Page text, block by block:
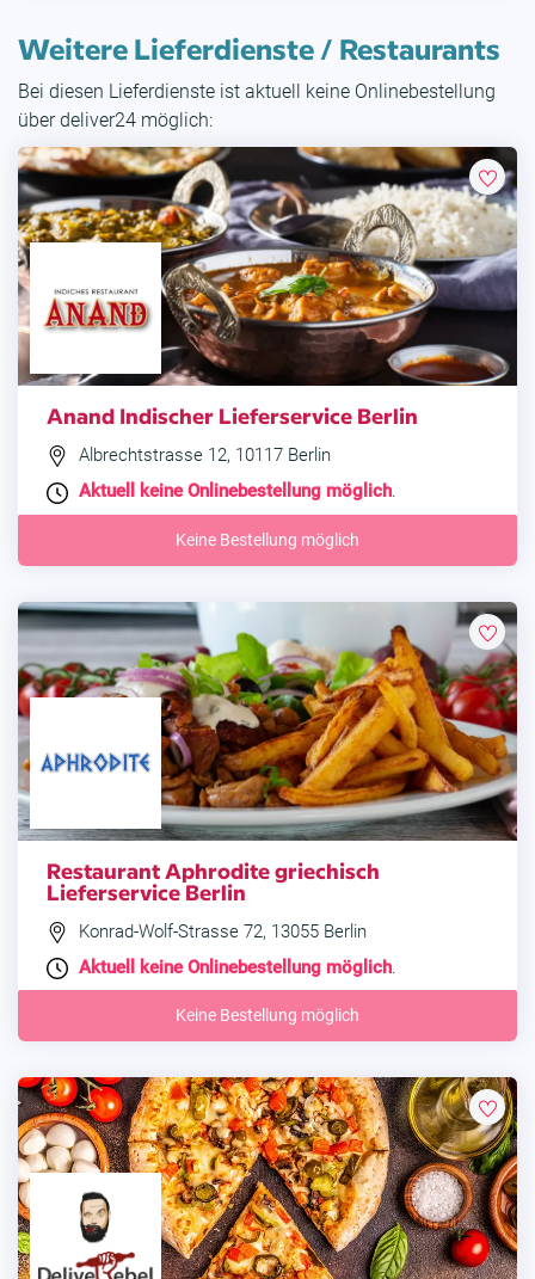
Weitere Lieferdienste / Restaurants
Bei diesen Lieferdienste ist aktuell keine Onlinebestellung
über deliver24 möglich:
Anand Indischer Lieferservice Berlin
Albrechtstrasse 12, 10117 Berlin
Aktuell keine Onlinebestellung möglich.
Keine Bestellung möglich
Restaurant Aphrodite griechisch
Lieferservice Berlin
Konrad-Wolf-Strasse 72, 13055 Berlin
Aktuell keine Onlinebestellung möglich
Keine Bestellung möglich